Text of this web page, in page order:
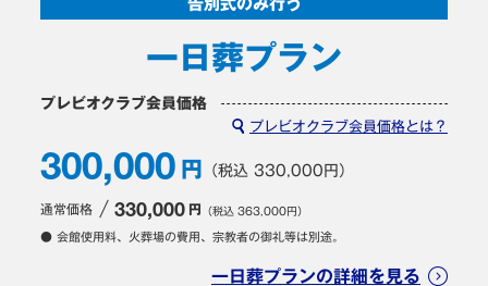
告別式のみ行う
一日葬プラン
プレビオクラブ会員価格
プレビオクラブ会員価格とは？
300,000 円 （税込 330,000円）
通常価格 330,000 円 （税込 363,000円）
● 会館使用料、火葬場の費用、宗教者の御礼等は別途。
一日葬プランの詳細を見る